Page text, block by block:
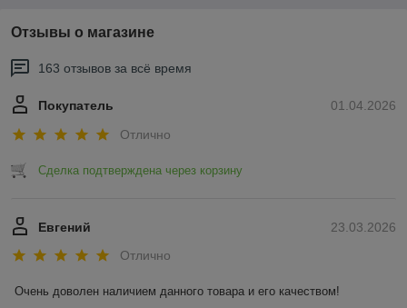
Отзывы о магазине
163 отзывов за всё время
01.04.2026
Покупатель
Отлично
Сделка подтверждена через корзину
23.03.2026
Евгений
Отлично
Очень доволен наличием данного товара и его качеством!